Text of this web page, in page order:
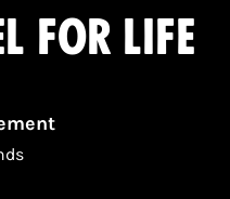
for life